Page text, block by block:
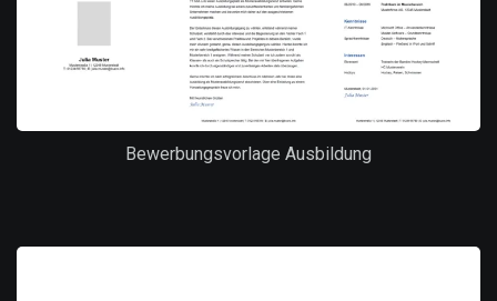
Bewerbungsvorlage Ausbildung